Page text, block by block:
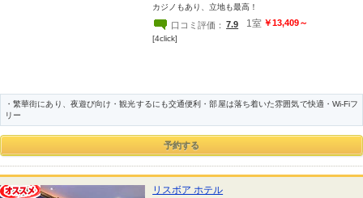
カジノもあり、立地も最高！
口コミ評価： 7.9 1室 ￥13,409～
[4click]
・繁華街にあり、夜遊び向け・観光するにも交通便利・部屋は落ち着いた雰囲気で快適・Wi-Fiフ
リー
リスボア ホテル